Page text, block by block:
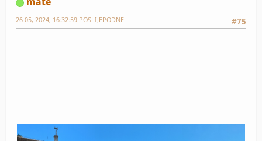
#75
26 05, 2024, 16:32:59 POSLIJEPODNE